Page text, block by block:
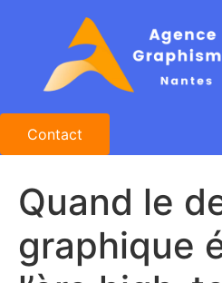
Contact
Quand le
graphique